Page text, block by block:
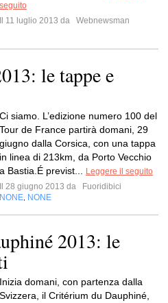
seguito
Il 11 luglio 2013 da
Webnewsman
le tappe e
Ci siamo. L’edizione numero 100 del
Tour de France partirà domani, 29
giugno dalla Corsica, con una tappa
in linea di 213km, da Porto Vecchio
a Bastia.É previst...
Leggere il seguito
Il 28 giugno 2013 da
Fuoridibici
NONE NONE
2013: le
Inizia domani, con partenza dalla
Svizzera, il Critérium du Dauphiné,